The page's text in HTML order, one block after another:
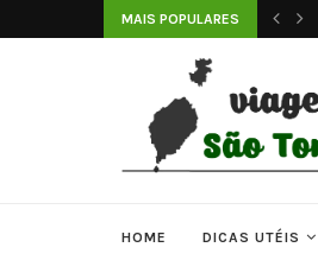
MAIS POPULARES
HOME DICAS UTÉIS